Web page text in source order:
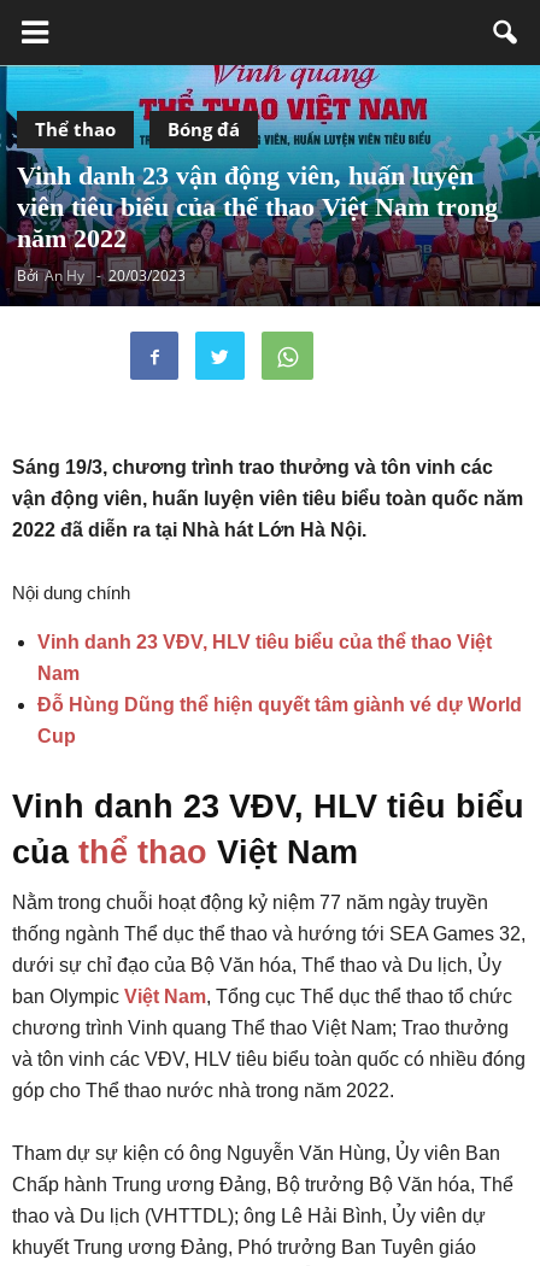
Thể thao Bóng đá
Vinh danh 23 vận động viên, huấn luyện
viên tiêu biểu của thể thao Việt Nam trong
năm 2022
BởiAn Hy - 20/03/2023
Sáng 19/3, chương trình trao thưởng và tôn vinh các
vận động viên, huấn luyện viên tiêu biểu toàn quốc năm
2022 đã diễn ra tại Nhà hát Lớn Hà Nội.
Nội dung chính
Vinh danh 23 VĐV, HLV tiêu biểu của thể thao Việt
Nam
Đỗ Hùng Dũng thể hiện quyết tâm giành vé dự World
Cup
Vinh danh 23 VĐV, HLV tiêu biểu
của thể thao Việt Nam
Nằm trong chuỗi hoạt động kỷ niệm 77 năm ngày truyền
thống ngành Thể dục thể thao và hướng tới SEA Games 32,
dưới sự chỉ đạo của Bộ Văn hóa, Thể thao và Du lịch, Ủy
ban Olympic Việt Nam, Tổng cục Thể dục thể thao tổ chức
chương trình Vinh quang Thể thao Việt Nam; Trao thưởng
và tôn vinh các VĐV, HLV tiêu biểu toàn quốc có nhiều đóng
góp cho Thể thao nước nhà trong năm 2022.
Tham dự sự kiện có ông Nguyễn Văn Hùng, Ủy viên Ban
Chấp hành Trung ương Đảng, Bộ trưởng Bộ Văn hóa, Thể
thao và Du lịch (VHTTDL); ông Lê Hải Bình, Ủy viên dự
khuyết Trung ương Đảng, Phó trưởng Ban Tuyên giáo